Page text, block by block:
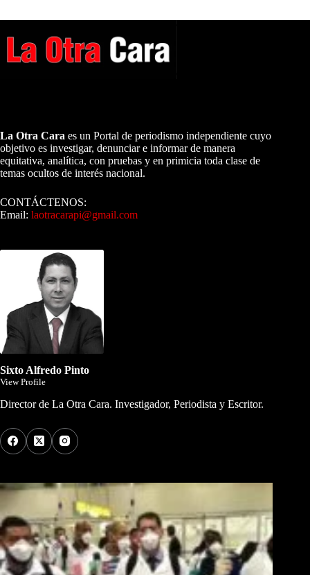
La Otra Cara es un Portal de periodismo independiente cuyo
objetivo es investigar, denunciar e informar de manera
equitativa, analítica, con pruebas y en primicia toda clase de
temas ocultos de interés nacional.
CONTÁCTENOS:
Email: laotracarapi@gmail.com
Sixto Alfredo Pinto
View Profile
Director de La Otra Cara. Investigador, Periodista y Escritor.